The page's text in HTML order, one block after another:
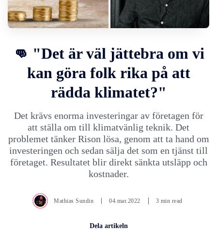
👊 "Det är väl jättebra om vi
kan göra folk rika på att
rädda klimatet?"
Det krävs enorma investeringar av företagen för
att ställa om till klimatvänlig teknik. Det
problemet tänker Rison lösa, genom att ta hand om
investeringen och sedan sälja det som en tjänst till
företaget. Resultatet blir direkt sänkta utsläpp och
kostnader.
Mathias Sundin 04.mar.2022 3 min read
Dela artikeln